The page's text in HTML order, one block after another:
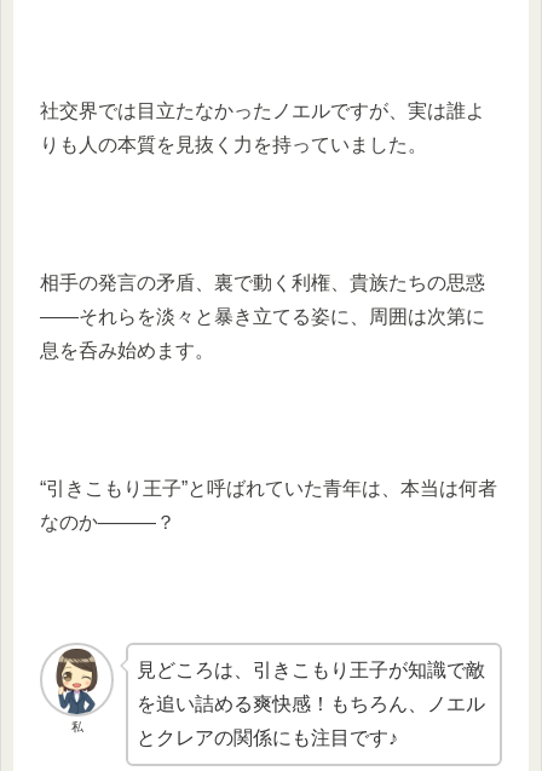
社交界では目立たなかったノエルですが、実は誰よ
りも人の本質を見抜く力を持っていました。
相手の発言の矛盾、裏で動く利権、貴族たちの思惑
――それらを淡々と暴き立てる姿に、周囲は次第に
息を呑み始めます。
“引きこもり王子”と呼ばれていた青年は、本当は何者
なのか―――？
私
見どころは、引きこもり王子が知識で敵
を追い詰める爽快感！もちろん、ノエル
とクレアの関係にも注目です♪